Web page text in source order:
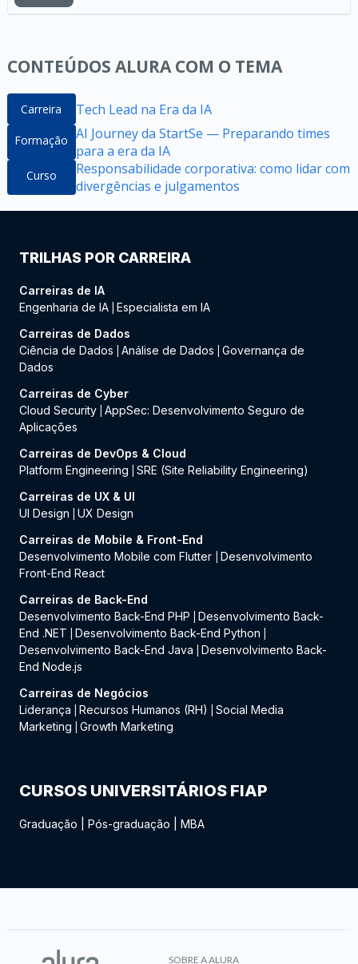
CONTEÚDOS ALURA COM O TEMA
Carreira Tech Lead na Era da IA
Formação AI Journey da StartSe — Preparando times
para a era da IA
Curso
Responsabilidade corporativa: como lidar com
divergências e julgamentos
TRILHAS POR CARREIRA
Carreiras de IA
Engenharia de IA Especialista em IA
Carreiras de Dados
Ciência de Dados
Análise de Dados
Governança de
Dados
Carreiras de Cyber
Cloud Security AppSec: Desenvolvimento Seguro de
Aplicações
Carreiras de DevOps & Cloud
Platform Engineering
SRE (Site Reliability Engineering)
Carreiras de UX & UI
UI Design
UX Design
Carreiras de Mobile & Front-End
Desenvolvimento Mobile com Flutter
Desenvolvimento
Front-End React
Carreiras de Back-End
Desenvolvimento Back-End PHP
Desenvolvimento Back-
End .NET
Desenvolvimento Back-End Python
Desenvolvimento Back-End Java
Desenvolvimento Back-
End Node.js
Carreiras de Negócios
Liderança
Recursos Humanos (RH)
Social Media
Marketing
Growth Marketing
CURSOS UNIVERSITÁRIOS FIAP
Graduação Pós-graduação MBA
SOBRE A ALURA